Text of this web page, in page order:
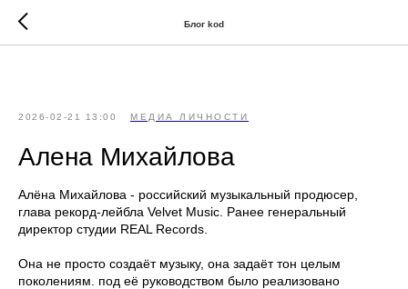
Блог kod
2026-02-21 13:00 МЕДИА ЛИЧНОСТИ
Алена Михайлова
Алёна Михайлова - российский музыкальный продюсер,
глава рекорд-лейбла Velvet Music. Ранее генеральный
директор студии REAL Records.
Она не просто создаёт музыку, она задаёт тон целым
поколениям. под её руководством было реализовано